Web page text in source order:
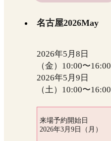
名古屋2026May
2026年5月8日
（金）10:00〜16:00
2026年5月9日
（土）10:00〜16:00
来場予約開始日
2026年3月9日（月）